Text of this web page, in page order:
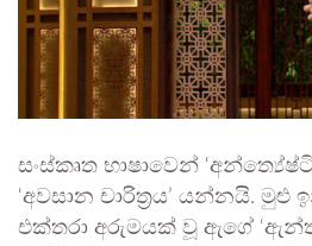
සංස්කෘත භාෂාවෙන්
‘අවසාන චාරිත්‍රය’ යන්නයි. මුළු
එක්තරා අරුමයක් වූ ඇගේ